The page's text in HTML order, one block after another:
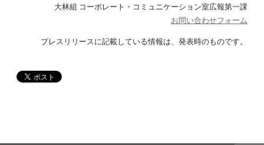
大林組 コーポレート・コミュニケーション室広報第一課
お問い合わせフォーム
プレスリリースに記載している情報は、発表時のものです。